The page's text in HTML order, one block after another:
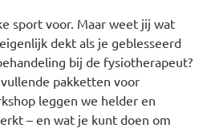
sport voor. Maar weet jij wat
dekt als je geblesseerd
bij de fysiotherapeut?
pakketten voor
leggen we helder en
– en wat je kunt doen om